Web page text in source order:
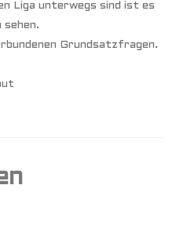
Liga unterwegs sind ist es
sehen.
Grundsatzfragen.